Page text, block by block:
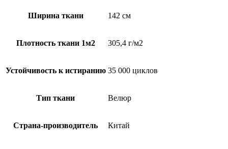
Ширина ткани 142 см
Плотность ткани 1м2 305,4 г/м2
Устойчивость к истиранию 35 000 циклов
Тип ткани Велюр
Страна-производитель Китай